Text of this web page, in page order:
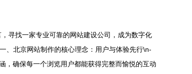
寻找一家专业可靠的网站建设公司，成为数字化
、北京网站制作的核心理念：用户与体验先行\n-
，确保每一个浏览用户都能获得完整而愉悦的互动